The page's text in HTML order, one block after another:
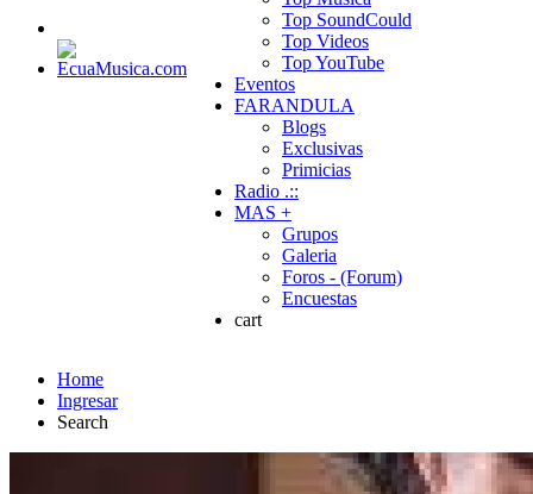
Top SoundCould
Top Videos
Top YouTube
Eventos
FARANDULA
Blogs
Exclusivas
Primicias
Radio .::
MAS +
Grupos
Galeria
Foros - (Forum)
Encuestas
cart
Home
Ingresar
Search